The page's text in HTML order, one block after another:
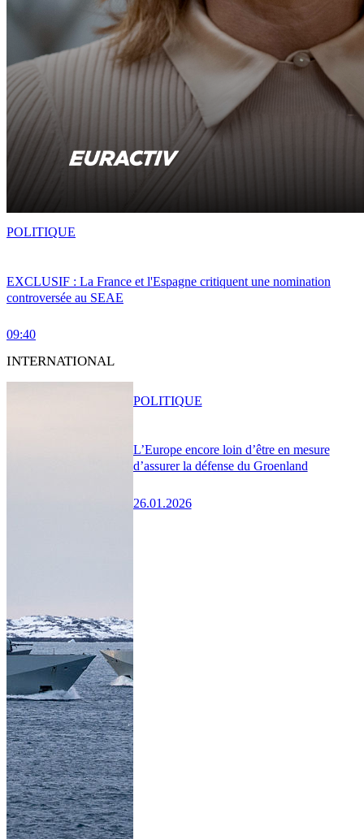
EXCLUSIF : La France et l'Espagne critiquent une nomination
controversée au SEAE
09:40
POLITIQUE
INTERNATIONAL
L’Europe encore loin d’être en mesure
d’assurer la défense du Groenland
26.01.2026
POLITIQUE